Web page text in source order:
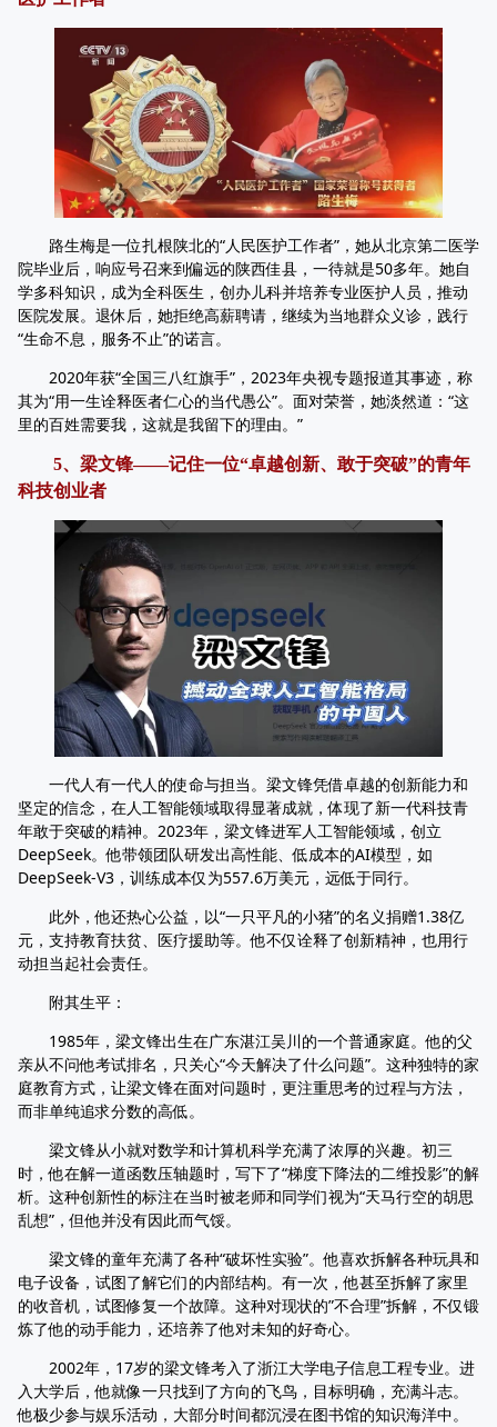
路生梅是一位扎根陕北的“人民医护工作者”，她从北京第二医学
院毕业后，响应号召来到偏远的陕西佳县，一待就是50多年。她自
学多科知识，成为全科医生，创办儿科并培养专业医护人员，推动
医院发展。退休后，她拒绝高薪聘请，继续为当地群众义诊，践行
“生命不息，服务不止”的诺言。
2020年获“全国三八红旗手”，2023年央视专题报道其事迹，称
其为“用一生诠释医者仁心的当代愚公”。面对荣誉，她淡然道：“这
里的百姓需要我，这就是我留下的理由。”
5、梁文锋——记住一位“卓越创新、敢于突破”的青年
科技创业者
一代人有一代人的使命与担当。梁文锋凭借卓越的创新能力和
坚定的信念，在人工智能领域取得显著成就，体现了新一代科技青
年敢于突破的精神。2023年，梁文锋进军人工智能领域，创立
DeepSeek。他带领团队研发出高性能、低成本的AI模型，如
DeepSeek-V3，训练成本仅为557.6万美元，远低于同行。
此外，他还热心公益，以“一只平凡的小猪”的名义捐赠1.38亿
元，支持教育扶贫、医疗援助等。他不仅诠释了创新精神，也用行
动担当起社会责任。
附其生平：
1985年，梁文锋出生在广东湛江吴川的一个普通家庭。他的父
亲从不问他考试排名，只关心“今天解决了什么问题”。这种独特的家
庭教育方式，让梁文锋在面对问题时，更注重思考的过程与方法，
而非单纯追求分数的高低。
梁文锋从小就对数学和计算机科学充满了浓厚的兴趣。初三
时，他在解一道函数压轴题时，写下了“梯度下降法的二维投影”的解
析。这种创新性的标注在当时被老师和同学们视为“天马行空的胡思
乱想”，但他并没有因此而气馁。
梁文锋的童年充满了各种“破坏性实验”。他喜欢拆解各种玩具和
电子设备，试图了解它们的内部结构。有一次，他甚至拆解了家里
的收音机，试图修复一个故障。这种对现状的”不合理”拆解，不仅锻
炼了他的动手能力，还培养了他对未知的好奇心。
2002年，17岁的梁文锋考入了浙江大学电子信息工程专业。进
入大学后，他就像一只找到了方向的飞鸟，目标明确，充满斗志。
他极少参与娱乐活动，大部分时间都沉浸在图书馆的知识海洋中。